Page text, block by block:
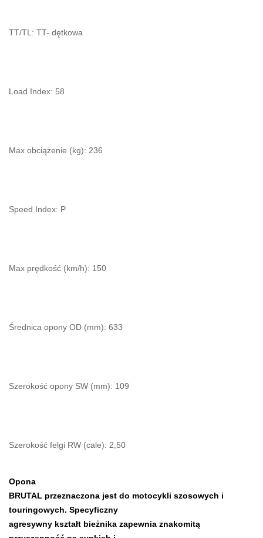
TT/TL: TT- dętkowa
Load Index: 58
Max obciążenie (kg): 236
Speed Index: P
Max prędkość (km/h): 150
Średnica opony OD (mm): 633
Szerokość opony SW (mm): 109
Szerokość felgi RW (cale): 2,50
Opona
BRUTAL przeznaczona jest do motocykli szosowych i
touringowych. Specyficzny
agresywny kształt bieżnika zapewnia znakomitą